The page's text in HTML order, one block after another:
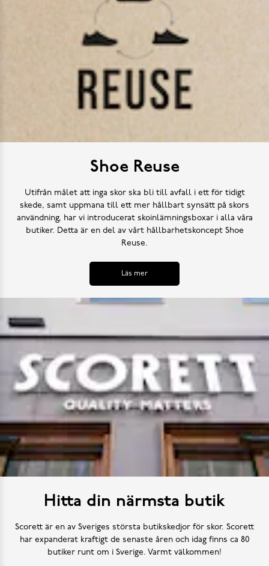
Shoe Reuse
Utifrån målet att inga skor ska bli till avfall i ett för tidigt
skede, samt uppmana till ett mer hållbart synsätt på skors
användning, har vi introducerat skoinlämningsboxar i alla våra
butiker. Detta är en del av vårt hållbarhetskoncept Shoe
Reuse.
Läs mer
Hitta din närmsta butik
Scorett är en av Sveriges största butikskedjor för skor. Scorett
har expanderat kraftigt de senaste åren och idag finns ca 80
butiker runt om i Sverige. Varmt välkommen!